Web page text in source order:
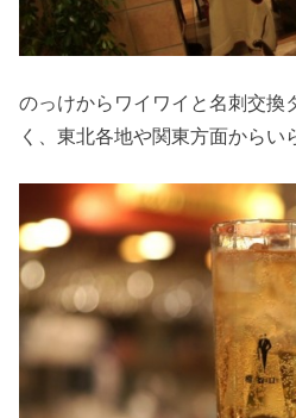
のっけからワイワイと名刺交換
く、東北各地や関東方面からい